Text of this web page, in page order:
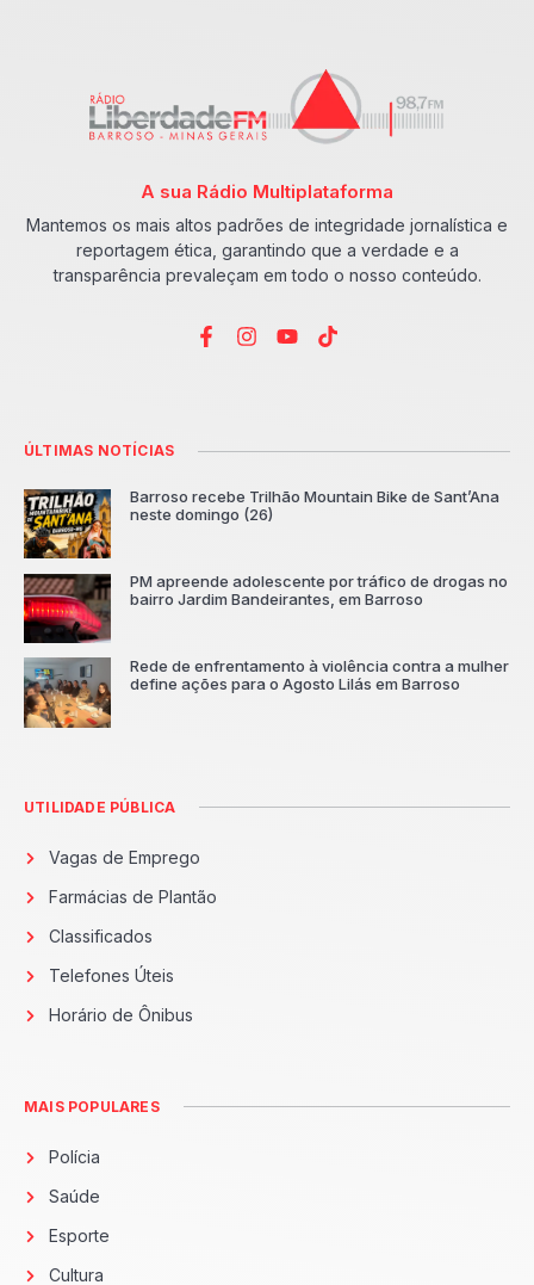
A sua Rádio Multiplataforma
Mantemos os mais altos padrões de integridade jornalística e
reportagem ética, garantindo que a verdade e a
transparência prevaleçam em todo o nosso conteúdo.
ÚLTIMAS NOTÍCIAS
Barroso recebe Trilhão Mountain Bike de Sant’Ana
neste domingo (26)
PM apreende adolescente por tráfico de drogas no
bairro Jardim Bandeirantes, em Barroso
Rede de enfrentamento à violência contra a mulher
define ações para o Agosto Lilás em Barroso
UTILIDADE PÚBLICA
Vagas de Emprego
Farmácias de Plantão
Classificados
Telefones Úteis
Horário de Ônibus
MAIS POPULARES
Polícia
Saúde
Esporte
Cultura